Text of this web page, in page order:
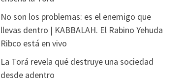
No son los problemas: es el enemigo que
llevas dentro | KABBALAH. El Rabino Yehuda
Ribco está en vivo
La Torá revela qué destruye una sociedad
desde adentro